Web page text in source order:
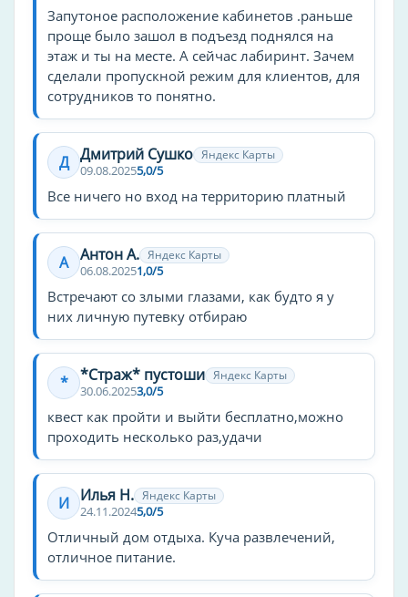
Запутоное расположение кабинетов .раньше
проще было зашол в подъезд поднялся на
этаж и ты на месте. А сейчас лабиринт. Зачем
сделали пропускной режим для клиентов, для
сотрудников то понятно.
Д Дмитрий Сушко Яндекс Карты
09.08.20255,0/5
Все ничего но вход на территорию платный
А Антон А. Яндекс Карты
06.08.20251,0/5
Встречают со злыми глазами, как будто я у
них личную путевку отбираю
* *Страж* пустоши Яндекс Карты
30.06.20253,0/5
квест как пройти и выйти бесплатно,можно
проходить несколько раз,удачи
И Илья Н. Яндекс Карты
24.11.20245,0/5
Отличный дом отдыха. Куча развлечений,
отличное питание.